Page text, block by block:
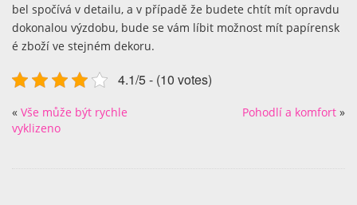
bel spočívá v detailu, a v případě že budete chtít mít opravdu
dokonalou výzdobu, bude se vám líbit možnost mít papírensk
é zboží ve stejném dekoru.
4.1/5 - (10 votes)
« Vše může být rychle
vyklizeno
Pohodlí a komfort »